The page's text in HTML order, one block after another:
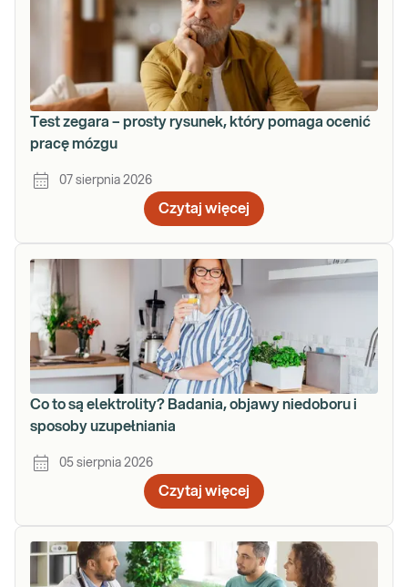
Test zegara – prosty rysunek, który pomaga ocenić
pracę mózgu
07 sierpnia 2026
Czytaj więcej
Co to są elektrolity? Badania, objawy niedoboru i
sposoby uzupełniania
05 sierpnia 2026
Czytaj więcej